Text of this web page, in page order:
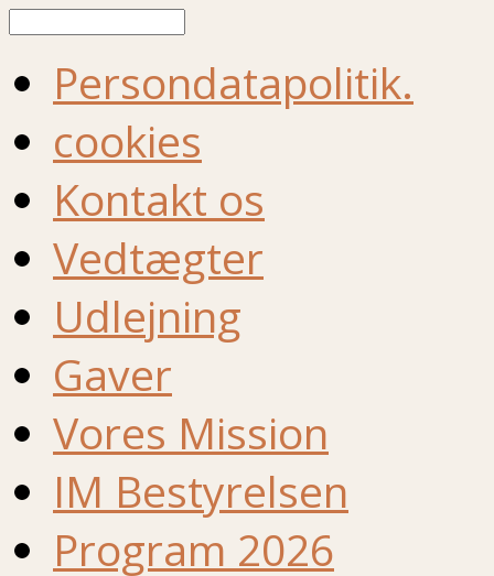
Persondatapolitik.
cookies
Kontakt os
Vedtægter
Udlejning
Gaver
Vores Mission
IM Bestyrelsen
Program 2026